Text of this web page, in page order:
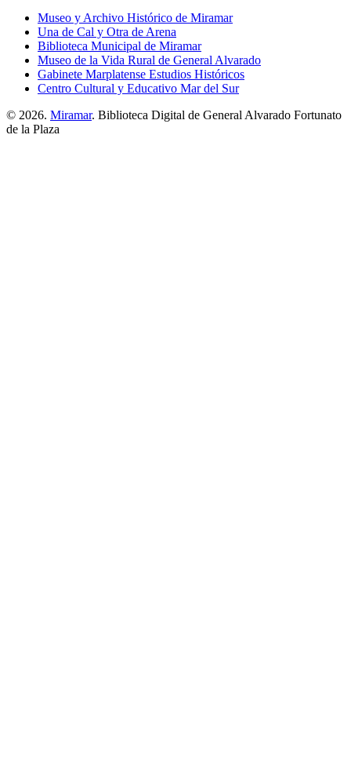
Museo y Archivo Histórico de Miramar
Una de Cal y Otra de Arena
Biblioteca Municipal de Miramar
Museo de la Vida Rural de General Alvarado
Gabinete Marplatense Estudios Históricos
Centro Cultural y Educativo Mar del Sur
© 2026. Miramar. Biblioteca Digital de General Alvarado Fortunato
de la Plaza